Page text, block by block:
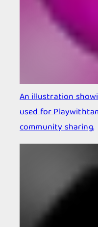
An illustration
used for
community sharing.